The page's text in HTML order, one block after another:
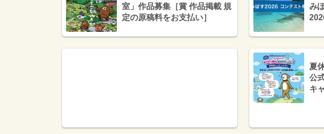
室」作品募集［賞 作品掲載 規
定の原稿料をお支払い］
み
夏
公
キ